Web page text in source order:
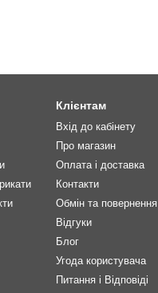
Клієнтам
Вхід до кабінету
Про магазин
Оплата і доставка
Контакти
Обмін та повернення
Відгуки
Блог
Угода користувача
Питання і Відповіді